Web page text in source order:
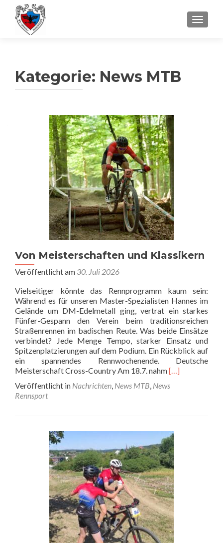
Kategorie: News MTB
Von Meisterschaften und Klassikern
Veröffentlicht am 30. Juli 2026
Vielseitiger könnte das Rennprogramm kaum sein:
Während es für unseren Master-Spezialisten Hannes im
Gelände um DM-Edelmetall ging, vertrat ein starkes
Fünfer-Gespann den Verein beim traditionsreichen
Straßenrennen im badischen Reute. Was beide Einsätze
verbindet? Jede Menge Tempo, starker Einsatz und
Spitzenplatzierungen auf dem Podium. Ein Rückblick auf
ein spannendes Rennwochenende. Deutsche
Meisterschaft Cross-Country Am 18.7. nahmRead
about
Klassikern
[…]
Veröffentlicht in Nachrichten, News MTB, News
Rennsport
Beitragsnavigation